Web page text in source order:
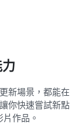
新場景，都能在
你快速嘗試新點
作品。